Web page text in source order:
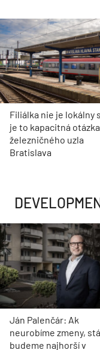
Filiálka nie je lokálny
je to kapacitná otázka
železničného uzla
Bratislava
Ján Palenčár: Ak
neurobíme zmeny,
budeme najhorší v